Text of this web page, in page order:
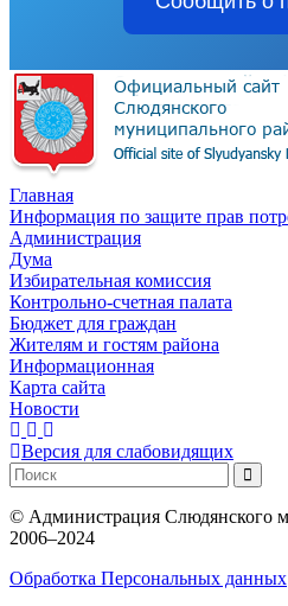
Главная
Информация по защите прав
Администрация
Дума
Избирательная комиссия
Контрольно-счетная палата
Бюджет для граждан
Жителям и гостям района
Информационная
Карта сайта
Новости
Версия для слабовидящих
© Администрация Слюдянского
2006–2024
Обработка Персональных данных